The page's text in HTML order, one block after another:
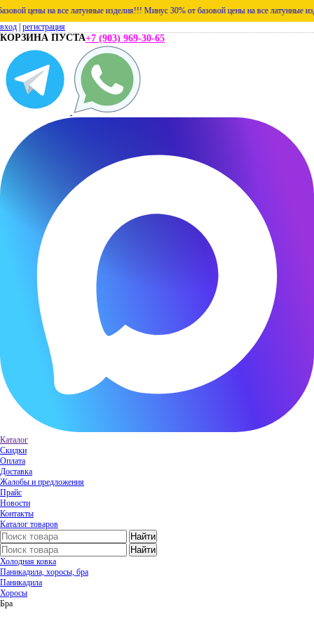
цены на все латунные изделия!!! Минус 30% от базовой цены на все латунные
вход регистрация
КОРЗИНА ПУСТА+7 (903) 969-30-65
Каталог
Скидки
Оплата
Доставка
Жалобы и предложения
Прайс
Новости
Контакты
Каталог товаров
Холодная ковка
Паникадила, хоросы, бра
Паникадила
Хоросы
Бра